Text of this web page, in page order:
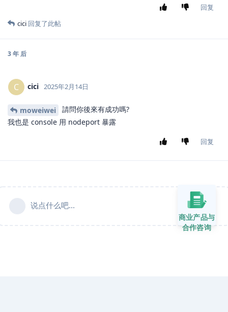
回复
cici 回复了此帖
3 年 后
C cici 2025年2月14日
moweiwei
請問你後來有成功嗎?
我也是 console 用 nodeport 暴露
回复
说点什么吧...
商业产品与
合作咨询